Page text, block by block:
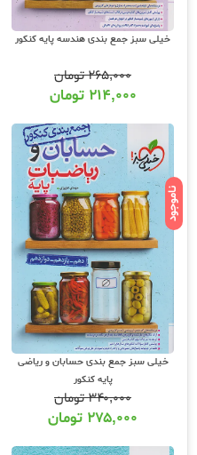
خیلی سبز جمع بندی هندسه پایه کنکور
۲۶۵,۰۰۰تومان
۲۱۴,۰۰۰ تومان
ناموجود
خیلی سبز جمع بندی حسابان و ریاضی
پایه کنکور
۳۴۰,۰۰۰تومان
۲۷۵,۰۰۰ تومان